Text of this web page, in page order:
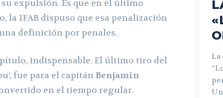
expulsión. Es que en el último
la IFAB dispuso que esa penalización
definición por penales.
indispensable. El último tiro del
fue para el capitánBenjamin
en el tiempo regular.
La